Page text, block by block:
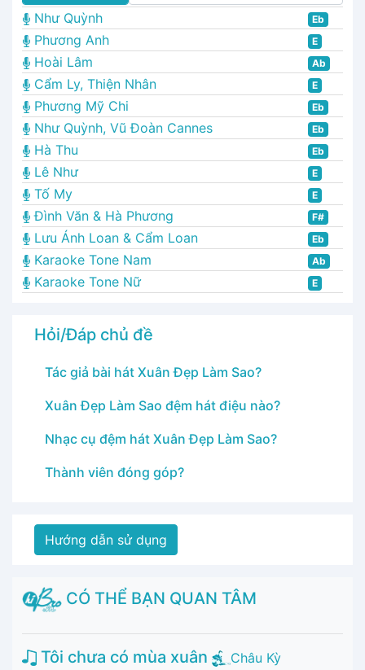
Như Quỳnh
Eb
Phương Anh E
Hoài Lâm Ab
Cẩm Ly, Thiện Nhân E
Phương Mỹ Chi Eb
Như Quỳnh, Vũ Đoàn Cannes Eb
Hà Thu Eb
Lê Như E
Tố My E
Đình Văn & Hà Phương F#
Lưu Ánh Loan & Cẩm Loan Eb
Karaoke Tone Nam Ab
Karaoke Tone Nữ E
Hỏi/Đáp chủ đề
Tác giả bài hát Xuân Đẹp Làm Sao?
Xuân Đẹp Làm Sao đệm hát điệu nào?
Nhạc cụ đệm hát Xuân Đẹp Làm Sao?
Thành viên đóng góp?
Hướng dẫn sử dụng
CÓ THỂ BẠN QUAN TÂM
Tôi chưa có mùa xuân
Châu Kỳ